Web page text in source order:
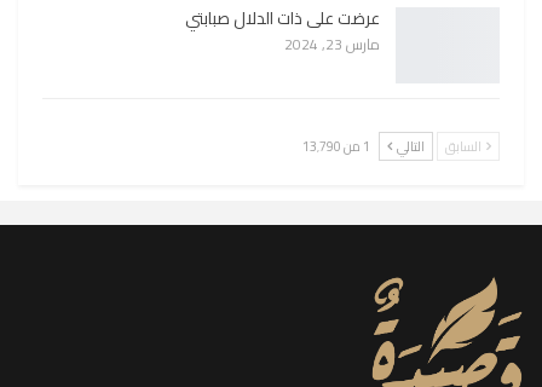
عرضت على ذات الدلال صبابتي
مارس 23, 2024
السابق التالي 1 من 13٬790